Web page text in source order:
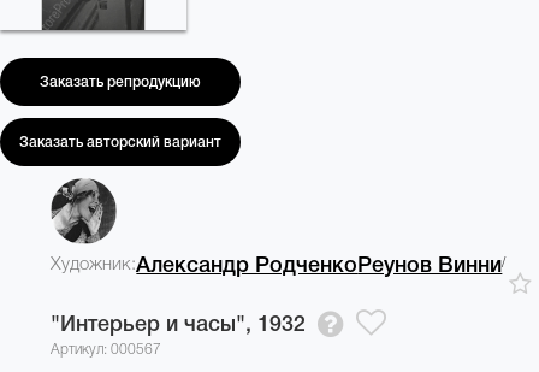
Заказать репродукцию
Заказать авторский вариант
Художник:Александр Родченко /
Реунов Винни
"Интерьер и часы", 1932
Артикул: 000567